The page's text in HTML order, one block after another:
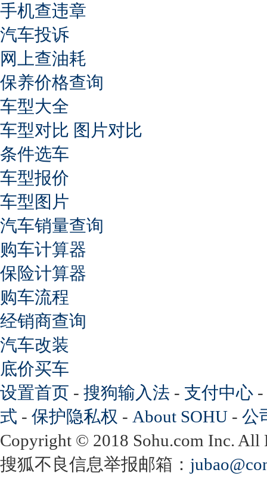
手机查违章
汽车投诉
网上查油耗
保养价格查询
车型大全
车型对比 图片对比
条件选车
车型报价
车型图片
汽车销量查询
购车计算器
保险计算器
购车流程
经销商查询
汽车改装
底价买车
设置首页 - 搜狗输入法 - 支付中心 -
式 - 保护隐私权 - About SOHU - 公
Copyright © 2018 Sohu.com Inc.
搜狐不良信息举报邮箱：